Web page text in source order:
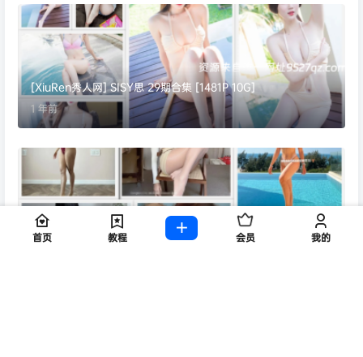
[XiuRen秀人网] SISY思 29期合集 [1481P 10G]
1 年前
【更新】微博鹿瑶微密圈合集【4235P 37V 3.95G】
首页 教程 会员 我的